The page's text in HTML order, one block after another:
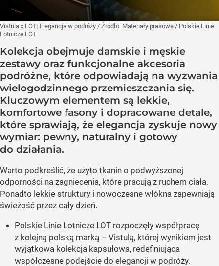
Vistula x LOT: Elegancja w podróży / Źródło: Materiały prasowe / Polskie Linie
Lotnicze LOT
Kolekcja obejmuje damskie i męskie
zestawy oraz funkcjonalne akcesoria
podróżne, które odpowiadają na wyzwania
wielogodzinnego przemieszczania się.
Kluczowym elementem są lekkie,
komfortowe fasony i dopracowane detale,
które sprawiają, że elegancja zyskuje nowy
wymiar: pewny, naturalny i gotowy
do działania.
Warto podkreślić, że użyto tkanin o podwyższonej
odporności na zagniecenia, które pracują z ruchem ciała.
Ponadto lekkie struktury i nowoczesne włókna zapewniają
świeżość przez cały dzień.
Polskie Linie Lotnicze LOT rozpoczęły współpracę
z kolejną polską marką – Vistulą, której wynikiem jest
wyjątkowa kolekcja kapsułowa, redefiniująca
współczesne podejście do elegancji w podróży.